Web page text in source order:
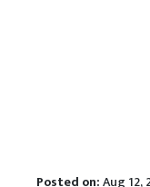
Posted on:Aug 12,